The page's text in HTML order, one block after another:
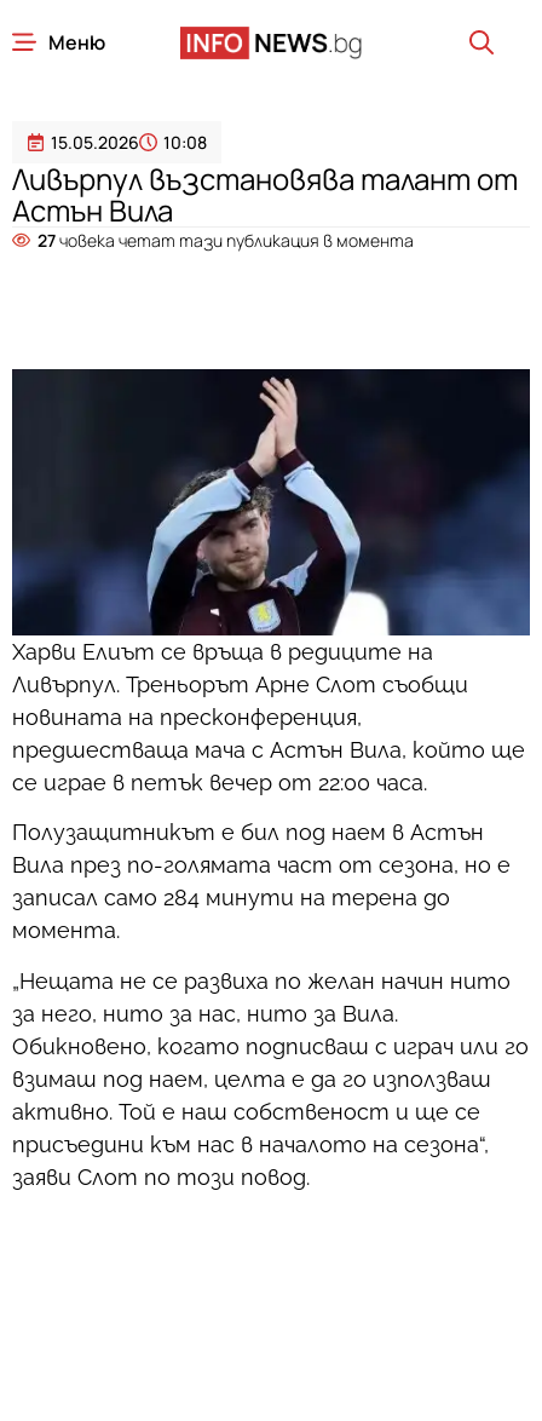
Меню
15.05.2026 10:08
Ливърпул възстановява талант от
Астън Вила
27човека четат тази публикация в момента
Харви Елиът се връща в редиците на
Ливърпул. Треньорът Арне Слот съобщи
новината на пресконференция,
предшестваща мача с Астън Вила, който ще
се играе в петък вечер от 22:00 часа.
Полузащитникът е бил под наем в Астън
Вила през по-голямата част от сезона, но е
записал само 284 минути на терена до
момента.
„Нещата не се развиха по желан начин нито
за него, нито за нас, нито за Вила.
Обикновено, когато подписваш с играч или го
взимаш под наем, целта е да го използваш
активно. Той е наш собственост и ще се
присъедини към нас в началото на сезона“,
заяви Слот по този повод.